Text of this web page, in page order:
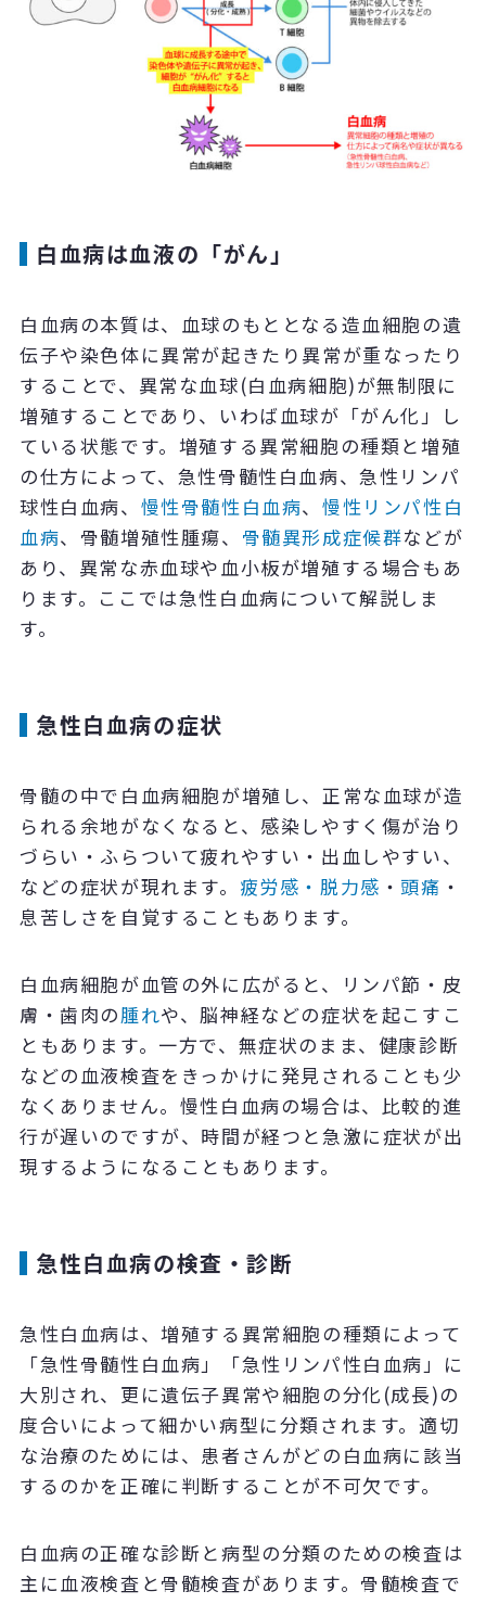
白血病は血液の「がん」
白血病の本質は、血球のもととなる造血細胞の遺
伝子や染色体に異常が起きたり異常が重なったり
することで、異常な血球(白血病細胞)が無制限に
増殖することであり、いわば血球が「がん化」し
ている状態です。増殖する異常細胞の種類と増殖
の仕方によって、急性骨髄性白血病、急性リンパ
球性白血病、 慢性骨髄性白血病、 慢性リンパ性白
血病、骨髄増殖性腫瘍、 骨髄異形成症候群などが
あり、異常な赤血球や血小板が増殖する場合もあ
ります。ここでは急性白血病について解説しま
す。
急性白血病の症状
骨髄の中で白血病細胞が増殖し、正常な血球が造
られる余地がなくなると、感染しやすく傷が治り
づらい・ふらついて疲れやすい・出血しやすい、
などの症状が現れます。 疲労感・脱力感 ・頭痛 ・
息苦しさを自覚することもあります。
白血病細胞が血管の外に広がると、リンパ節・皮
膚・歯肉の腫れや、脳神経などの症状を起こすこ
ともあります。一方で、無症状のまま、健康診断
などの血液検査をきっかけに発見されることも少
なくありません。慢性白血病の場合は、比較的進
行が遅いのですが、時間が経つと急激に症状が出
現するようになることもあります。
急性白血病の検査・診断
急性白血病は、増殖する異常細胞の種類によって
「急性骨髄性白血病」「急性リンパ性白血病」に
大別され、更に遺伝子異常や細胞の分化(成長)の
度合いによって細かい病型に分類されます。適切
な治療のためには、患者さんがどの白血病に該当
するのかを正確に判断することが不可欠です。
白血病の正確な診断と病型の分類のための検査は
主に血液検査と骨髄検査があります。骨髄検査で